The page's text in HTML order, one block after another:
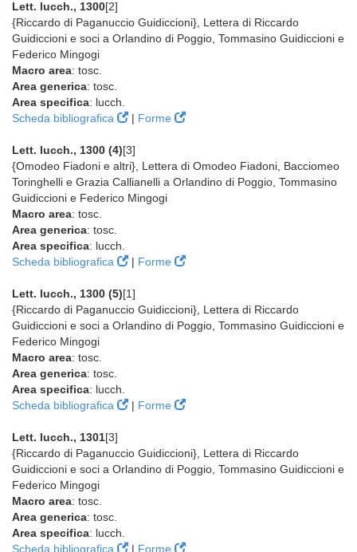
Lett. lucch., 1300[2]
{Riccardo di Paganuccio Guidiccioni}, Lettera di Riccardo
Guidiccioni e soci a Orlandino di Poggio, Tommasino Guidiccioni e
Federico Mingogi
Macro area: tosc.
Area generica: tosc.
Area specifica: lucch.
Scheda bibliografica
| Forme
Lett. lucch., 1300 (4)[3]
{Omodeo Fiadoni e altri}, Lettera di Omodeo Fiadoni, Bacciomeo
Toringhelli e Grazia Callianelli a Orlandino di Poggio, Tommasino
Guidiccioni e Federico Mingogi
Macro area: tosc.
Area generica: tosc.
Area specifica: lucch.
Scheda bibliografica
| Forme
Lett. lucch., 1300 (5)[1]
{Riccardo di Paganuccio Guidiccioni}, Lettera di Riccardo
Guidiccioni e soci a Orlandino di Poggio, Tommasino Guidiccioni e
Federico Mingogi
Macro area: tosc.
Area generica: tosc.
Area specifica: lucch.
Scheda bibliografica
| Forme
Lett. lucch., 1301[3]
{Riccardo di Paganuccio Guidiccioni}, Lettera di Riccardo
Guidiccioni e soci a Orlandino di Poggio, Tommasino Guidiccioni e
Federico Mingogi
Macro area: tosc.
Area generica: tosc.
Area specifica: lucch.
Scheda bibliografica
| Forme